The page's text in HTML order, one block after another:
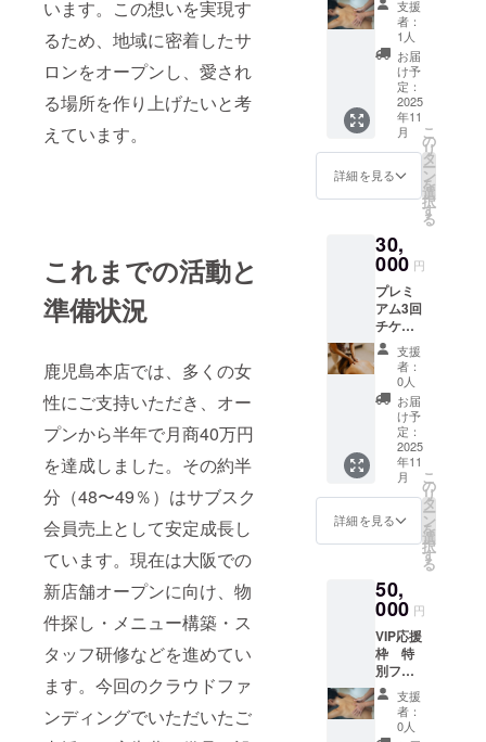
います。この想いを実現す
るため、地域に密着したサ
ロンをオープンし、愛され
る場所を作り上げたいと考
えています。
これまでの活動と
準備状況
鹿児島本店では、多くの女
性にご支持いただき、オー
プンから半年で月商40万円
を達成しました。その約半
分（48〜49％）はサブスク
会員売上として安定成長し
ています。現在は大阪での
新店舗オープンに向け、物
件探し・メニュー構築・ス
タッフ研修などを進めてい
ます。今回のクラウドファ
ンディングでいただいたご
力となりま
す。
どうかこの
挑戦に力を
貸してくだ
住所は
ご購入
者様へ
ご案内
しま
す）
•【箕面
店】
2025年
11月2日
住所は
確定次
第ご案
内しま
す） ご
利用方
法：チ
ケット
は当サ
ロン各
店舗
（出水
本店・
阿倍野
店・箕
定）で
施術時
だけま
す。予
約時に
「クラ
ウド
ファン
ディン
グリ
ターン
•【出水
本店】
鹿児島
県出水
市 JR出
水駅近
辺（詳
細住所
はご購
入者様
•【阿倍
野店】
大阪市
阿倍野
区 JR天
王寺駅
近辺
（詳細
住所は
ご購入
者様へ
ご案内
しま
す）
•【箕面
店】
2025年
11月2日
（詳細
住所は
確定次
第ご案
内しま
す） ご
利用方
法：チ
ケット
(全身リ
ンパ＋
美姿勢
ケアな
ど選択
リター
ンは店
舗での
施術体
験チ
ケット
以下の
店舗か
らご希
望の場
所をお
選びい
ただけ
ます。
•【出水
本店】
鹿児島
県出水
市 JR出
水駅近
辺（詳
細住所
はご購
す）
•【阿倍
野店】
大阪市
阿倍野
区 JR天
王寺駅
近辺
（詳細
支援
者：
1人
お届
け予
定：
2025
年11
月
詳細を見る
こ
の
リ
タ
ー
ン
を
選
択
す
る
30,
000 円
プレミ
アム3回
チケッ
ト（全
身リン
パ＋美
姿勢ケ
アなど
選択
可）
「本リ
ターン
は店舗
での施
術体験
チケッ
す。 以
下の店
舗から
ご希望
の場所
をお選
びいた
だけま
す。
支援
者：
0人
お届
け予
定：
2025
年11
月
詳細を見る
こ
の
リ
タ
ー
ン
を
選
択
す
る
50,
000 円
VIP応援
枠 特
別フル
コース
施術＋
SNSで
支援
者：
0人